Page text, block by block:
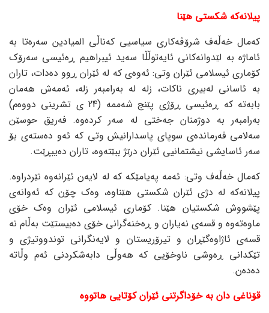
پیلانەکە شکستی هێنا
کەمال خەڵەف شرۆڤەکاری سیاسیی کەناڵی المیادین سەرەتا بە
ئاماژە بە لێدوانەکانی ئایەتوڵڵا سەید ئیبراهیم ڕەئیسی سەرۆک
کۆماری ئیسلامی ئێران وتی: ئەوەی کە لە ئێران ڕوو دەدات، تاران
بە ئاسانی لەبیری ناکات، زلە لە بەرامبەر زلە، ئەمەش هەمان
بابەتە کە ڕەئیسی ڕۆژی پێنج شەممە (24 ی تشرینی دووەم)
بەرامبەر بە دوژمنان جەختی لە سەر کردەوە. فەریق حوسێن
سەلامی فەرماندەی سوپای پاسدارانیش وتی کە ئەو دەستەی بۆ
سەر ئاسایشی نیشتمانیی ئێران درێژ ببێتەوە، تاران دەیبڕێت.
کەمال خەڵەف وتی: ئەمە پەیامێکە کە لە لایەن ئێرانەوە نێردراوە.
پیلانەکە لە دژی ئێران شکستی هێناوە، وەک چۆن کە ئەوانەی
پێشووش شکستیان هێنا. کۆماری ئیسلامی ئێران وەک خۆی
ماوەتەوە و قسەی نەیاران و ڕەخنەگرانی خۆی دەبیستێت بەڵام نە
قسەی ئاژاوەگێڕان و تیرۆریستان و لایەنگرانی توندووتیژی و
تێکدانی ڕەوشی ناوخۆیی کە هەوڵی دابەشکردنی ئەم وڵاتە
دەدەن.
قۆناغی دان بە خۆداگرتنی ئێران کۆتایی هاتووە